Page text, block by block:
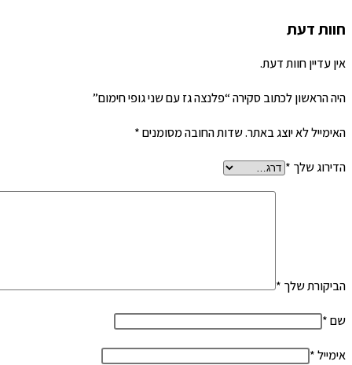
חוות דעת
אין עדיין חוות דעת.
היה הראשון לכתוב סקירה “פלנצה גז עם שני גופי חימום”
האימייל לא יוצג באתר.שדות החובה מסומנים*
הדירוג שלך*
הביקורת שלך*
שם*
אימייל*